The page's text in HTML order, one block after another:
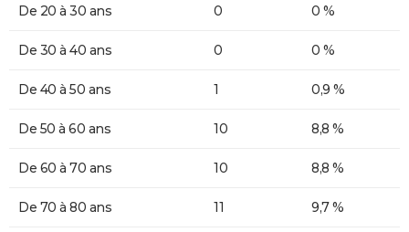
De 20 à 30 ans 0 0 %
De 30 à 40 ans 0 0 %
De 40 à 50 ans 1 0,9 %
De 50 à 60 ans 10 8,8 %
De 60 à 70 ans 10 8,8 %
De 70 à 80 ans 11 9,7 %